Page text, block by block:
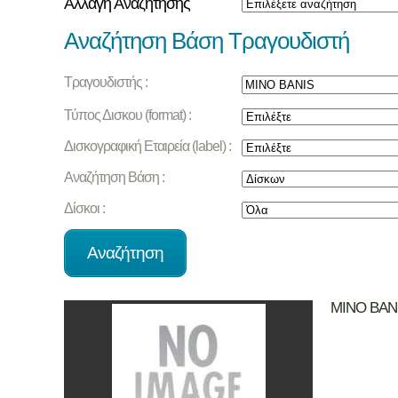
Αλλαγή Αναζήτησης
Αναζήτηση Βάση Τραγουδιστή
Τραγουδιστής :
Τύπος Δισκου (format) :
Δισκογραφική Εταιρεία (label) :
Αναζήτηση Βάση :
Δίσκοι :
MINO